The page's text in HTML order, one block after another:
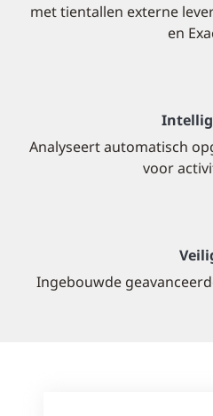
met tientallen externe
en
Analyseert automatisch
voor
Ingebouwde